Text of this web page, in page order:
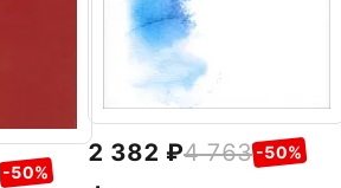
-50%
2 382 4 763 -50%